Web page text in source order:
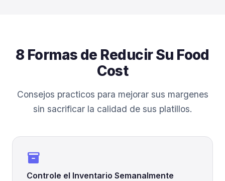
8 Formas de Reducir Su Food
Cost
Consejos practicos para mejorar sus margenes
sin sacrificar la calidad de sus platillos.
inventory_2
Controle el Inventario Semanalmente